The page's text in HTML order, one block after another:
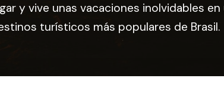
y vive unas vacaciones inolvidables
turísticos más populares de Brasil.